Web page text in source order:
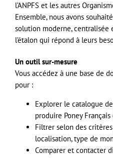
l’ANPFS et les autres
Ensemble, nous avons
solution moderne,
l’étalon qui répond à leurs
Un outil sur-mesure
Vous accédez à une base de
pour :
Explorer le catalogue
produire Poney
Filtrer selon des
localisation, type de
Comparer et contacter